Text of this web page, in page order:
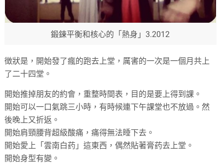
鍛鍊平衡和核心的「熱身」3.2012
徴狀是，開始發了瘋的跑去上堂，厲害的一次是一個月共上
了二十四堂。
開始推掉朋友的約會，重整時間表，目的是要上得到課。
開始可以一口氣跳三小時，有時候連下午課堂也不放過。然
後晚上又折返。
開始肩頸腰背超級酸痛，痛得無法睡下去。
開始愛上「雲南白药」這東西，偶然貼著膏药去上堂。
開始身型有變。